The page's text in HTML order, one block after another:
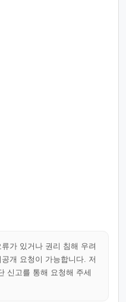
가 있거나 권리 침해 우려
개 요청이 가능합니다. 저
신고를 통해 요청해 주세